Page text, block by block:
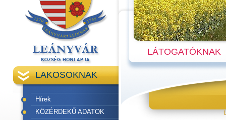
LAKOSOKNAK
Hírek
KÖZÉRDEKŰ ADATOK
LÁTOGATÓKNAK